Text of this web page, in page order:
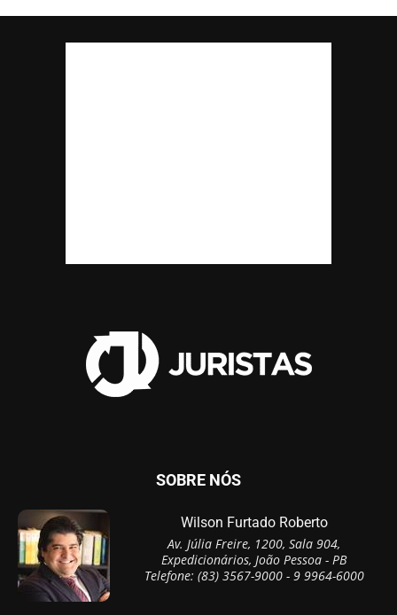
SOBRE NÓS
Wilson Furtado Roberto
Av. Júlia Freire, 1200, Sala 904,
Expedicionários, João Pessoa - PB
Telefone: (83) 3567-9000 - 9 9964-6000